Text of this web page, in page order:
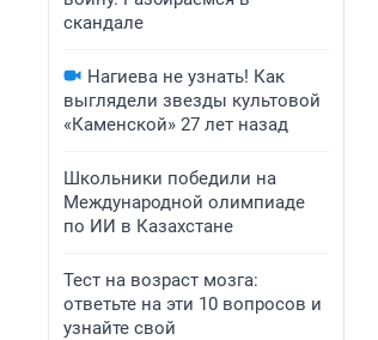
скандале
Нагиева не узнать! Как
выглядели звезды культовой
«Каменской» 27 лет назад
Школьники победили на
Международной олимпиаде
по ИИ в Казахстане
Тест на возраст мозга:
ответьте на эти 10 вопросов и
узнайте свой